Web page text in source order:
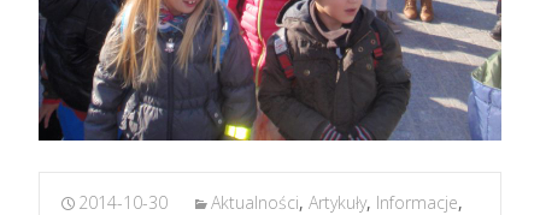
2014-10-30 Aktualności, Artykuły, Informacje,